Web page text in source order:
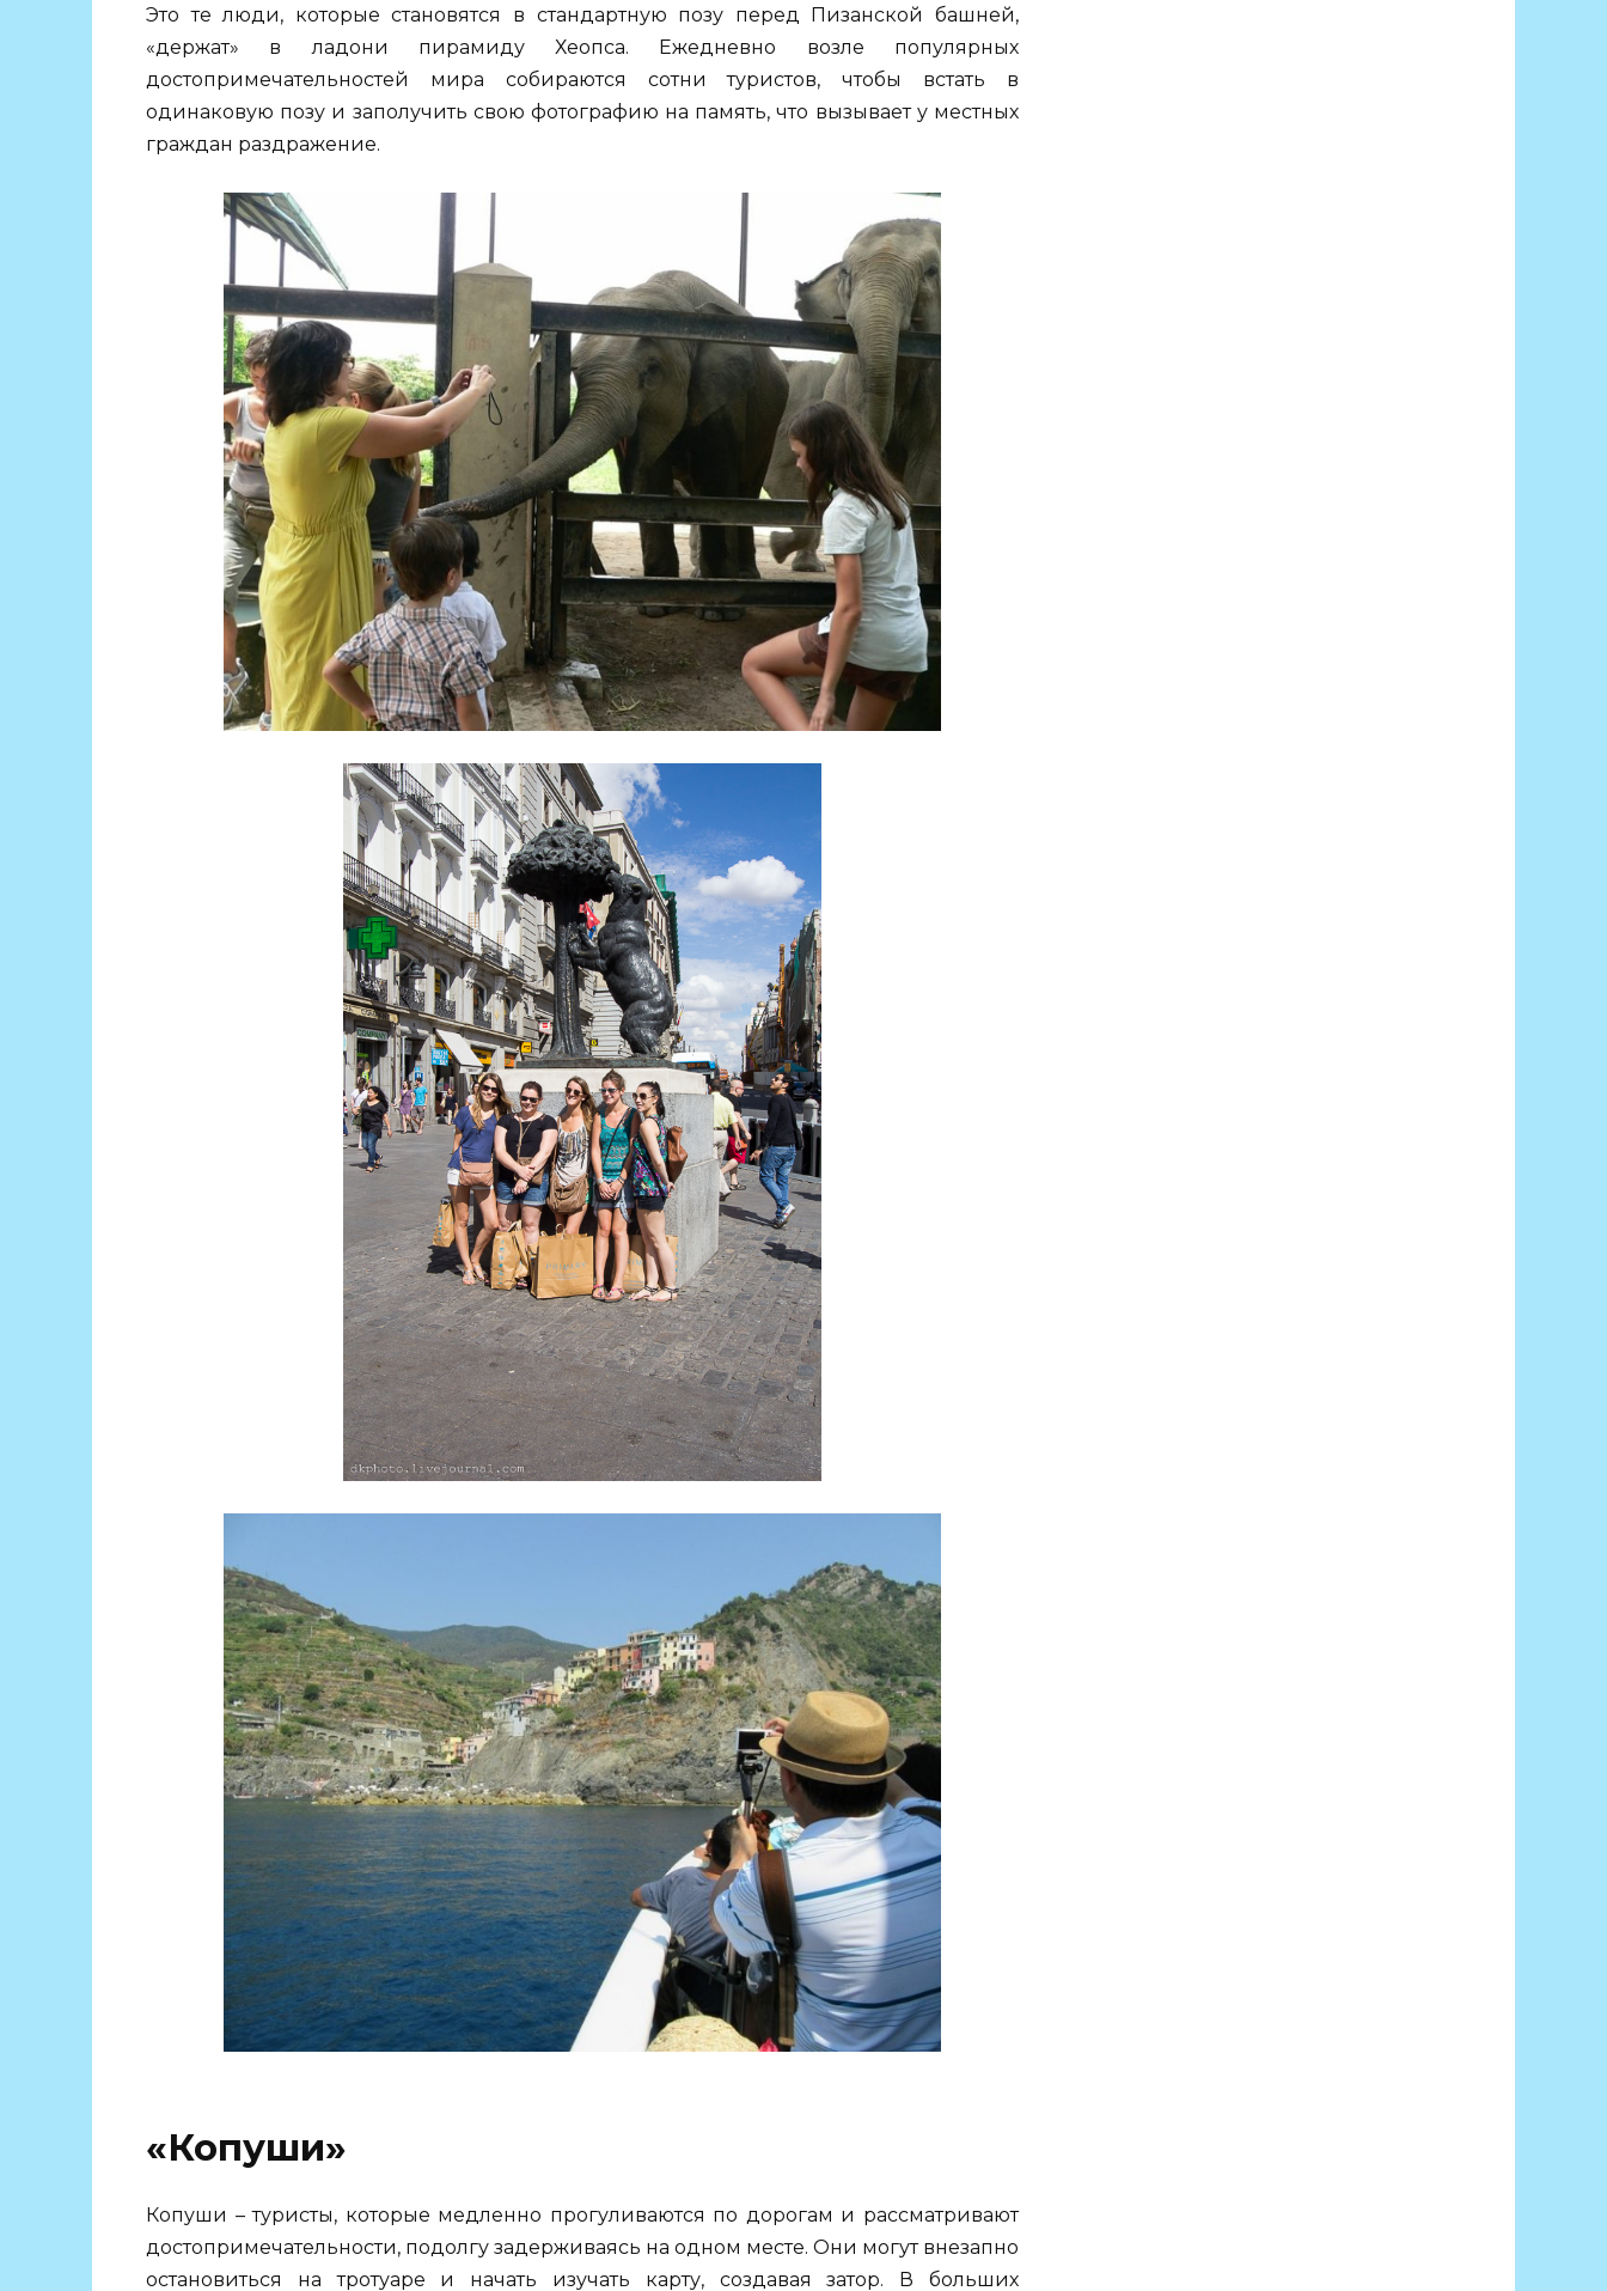
Это те люди, которые становятся в стандартную позу перед Пизанской башней,
«держат» в ладони пирамиду Хеопса. Ежедневно возле популярных
достопримечательностей мира собираются сотни туристов, чтобы встать в
одинаковую позу и заполучить свою фотографию на память, что вызывает у местных
граждан раздражение.
«Копуши»
Копуши – туристы, которые медленно прогуливаются по дорогам и рассматривают
достопримечательности, подолгу задерживаясь на одном месте. Они могут внезапно
остановиться на тротуаре и начать изучать карту, создавая затор. В больших